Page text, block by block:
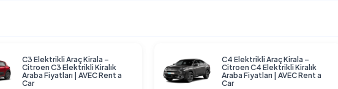
C3 Elektrikli Araç Kirala –
Citroen C3 Elektrikli Kiralık
Araba Fiyatları | AVEC Rent a
Car
C4 Elektrikli Araç Kirala –
Citroen C4 Elektrikli Kiralık
Araba Fiyatları | AVEC Rent a
Car